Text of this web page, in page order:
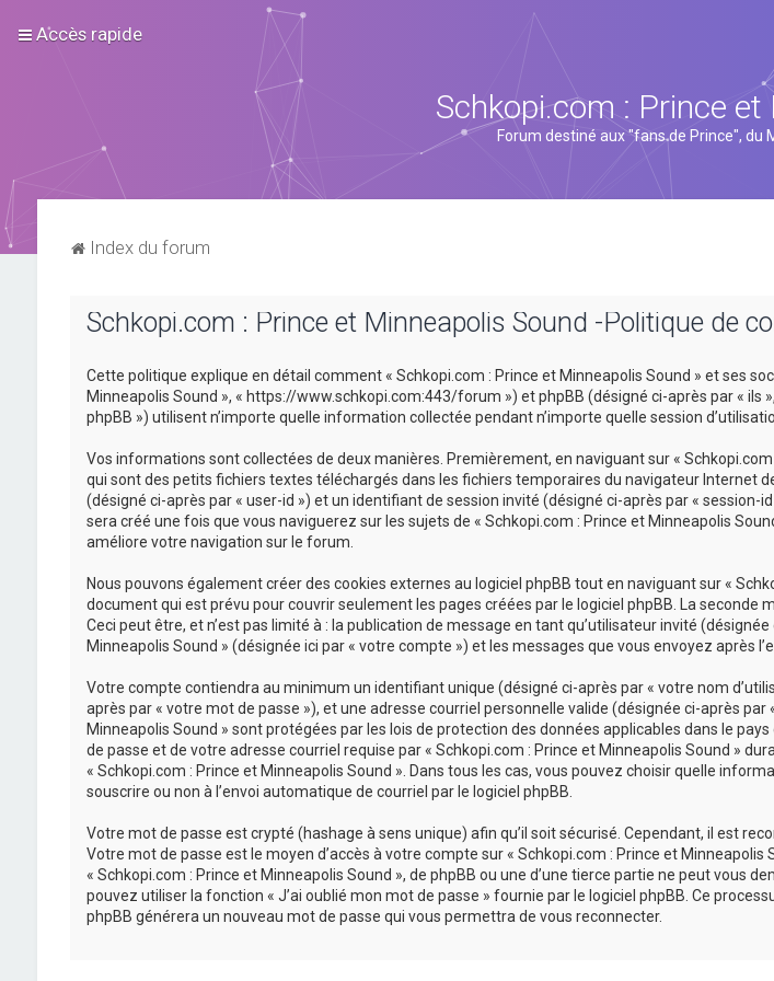
Accès rapide
Schkopi.com : Prince
Forum destiné aux "fans de Prince", du
Index du forum
Schkopi.com : Prince et Minneapolis Sound -Politique de
Cette politique explique en détail comment « Schkopi.com : Prince et Minneapolis Sound » et ses
Minneapolis Sound », « https://www.schkopi.com:443/forum ») et phpBB (désigné ci-après par « ils
phpBB ») utilisent n’importe quelle information collectée pendant n’importe quelle session
Vos informations sont collectées de deux manières. Premièrement, en naviguant sur «
qui sont des petits fichiers textes téléchargés dans les fichiers temporaires du navigateur Internet
(désigné ci-après par « user-id ») et un identifiant de session invité (désigné ci-après par «
sera créé une fois que vous naviguerez sur les sujets de « Schkopi.com : Prince et Minneapolis
améliore votre navigation sur le forum.
Nous pouvons également créer des cookies externes au logiciel phpBB tout en naviguant sur «
document qui est prévu pour couvrir seulement les pages créées par le logiciel phpBB. La
Ceci peut être, et n’est pas limité à : la publication de message en tant qu’utilisateur invité
Minneapolis Sound » (désignée ici par « votre compte ») et les messages que vous envoyez après
Votre compte contiendra au minimum un identifiant unique (désigné ci-après par « votre nom
après par « votre mot de passe »), et une adresse courriel personnelle valide (désignée ci-après
Minneapolis Sound » sont protégées par les lois de protection des données applicables dans le
de passe et de votre adresse courriel requise par « Schkopi.com : Prince et Minneapolis Sound »
« Schkopi.com : Prince et Minneapolis Sound ». Dans tous les cas, vous pouvez choisir quelle
souscrire ou non à l’envoi automatique de courriel par le logiciel phpBB.
Votre mot de passe est crypté (hashage à sens unique) afin qu’il soit sécurisé. Cependant, il est
Votre mot de passe est le moyen d’accès à votre compte sur « Schkopi.com : Prince et
« Schkopi.com : Prince et Minneapolis Sound », de phpBB ou une d’une tierce partie ne peut vous
pouvez utiliser la fonction « J’ai oublié mon mot de passe » fournie par le logiciel phpBB. Ce
phpBB générera un nouveau mot de passe qui vous permettra de vous reconnecter.